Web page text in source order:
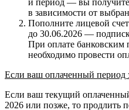
в зависимости от
Пополните лицевой
до 30.06.2026 —
При оплате банковским
необходимо провести
Если ваш оплаченный период
Если ваш текущий
2026 или позже, то продлить